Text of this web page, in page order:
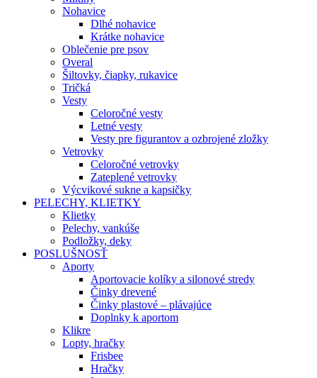
Nohavice
Dlhé nohavice
Krátke nohavice
Oblečenie pre psov
Overal
Šiltovky, čiapky, rukavice
Tričká
Vesty
Celoročné vesty
Letné vesty
Vesty pre figurantov a ozbrojené zložky
Vetrovky
Celoročné vetrovky
Zateplené vetrovky
Výcvikové sukne a kapsičky
PELECHY, KLIETKY
Klietky
Pelechy, vankúše
Podložky, deky
POSLUŠNOSŤ
Aporty
Aportovacie kolíky a silonové stredy
Činky drevené
Činky plastové – plávajúce
Doplnky k aportom
Klikre
Lopty, hračky
Frisbee
Hračky